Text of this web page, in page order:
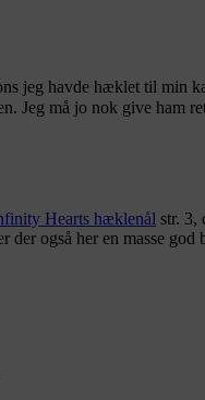
jeg havde hæklet til min
Jeg må jo nok give ham
Hearts hæklenål str. 3,
der også her en masse